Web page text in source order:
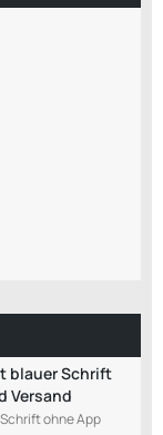
blauer Schrift
Versand
ohne App